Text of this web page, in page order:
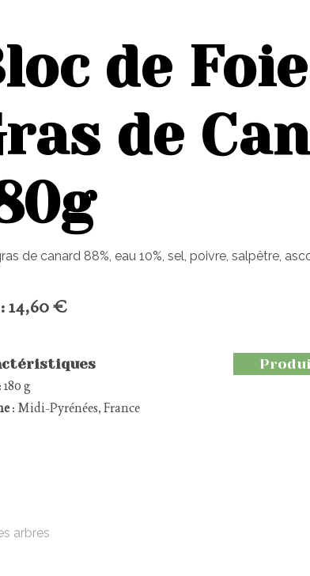
de Foie
de
de canard 88%, eau 10%, sel, poivre, salpêtre,
14,60 €
: 180 g
: Midi-Pyrénées, France